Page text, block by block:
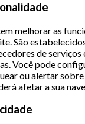
melhorar as
São
de serviços
Você pode
ou alertar sobre
afetar a sua